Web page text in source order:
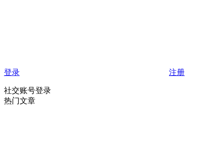
登录 注册
社交账号登录
热门文章